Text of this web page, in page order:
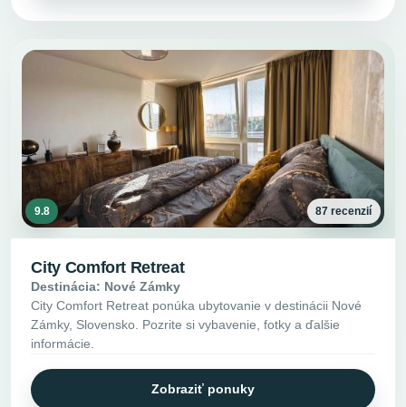
9.8 87 recenzií
City Comfort Retreat
Destinácia: Nové Zámky
City Comfort Retreat ponúka ubytovanie v destinácii Nové
Zámky, Slovensko. Pozrite si vybavenie, fotky a ďalšie
informácie.
Zobraziť ponuky